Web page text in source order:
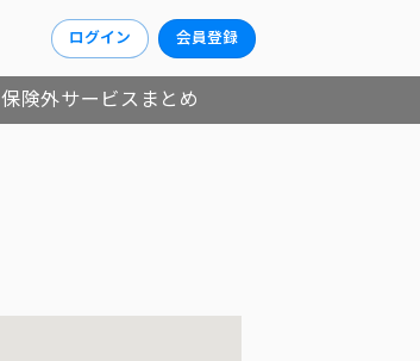
ログイン 会員登録
保険外サービスまとめ